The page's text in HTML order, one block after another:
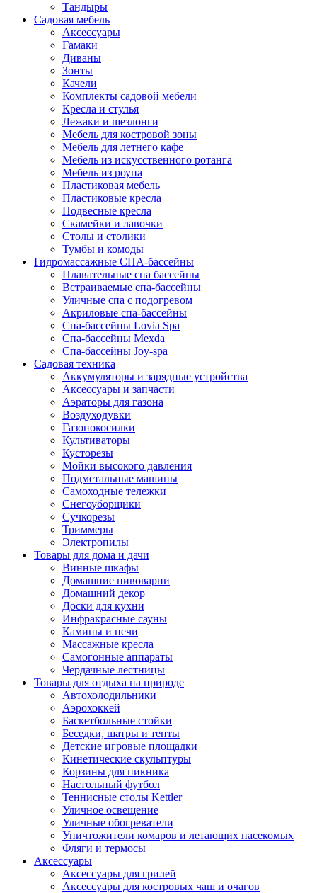
Тандыры
Садовая мебель
Аксессуары
Гамаки
Диваны
Зонты
Качели
Комплекты садовой мебели
Кресла и стулья
Лежаки и шезлонги
Мебель для костровой зоны
Мебель для летнего кафе
Мебель из искусственного ротанга
Мебель из роупа
Пластиковая мебель
Пластиковые кресла
Подвесные кресла
Скамейки и лавочки
Столы и столики
Тумбы и комоды
Гидромассажные СПА-бассейны
Плавательные спа бассейны
Встраиваемые спа-бассейны
Уличные спа с подогревом
Акриловые спа-бассейны
Спа-бассейны Lovia Spa
Спа-бассейны Mexda
Спа-бассейны Joy-spa
Садовая техника
Аккумуляторы и зарядные устройства
Аксессуары и запчасти
Аэраторы для газона
Воздуходувки
Газонокосилки
Культиваторы
Кусторезы
Мойки высокого давления
Подметальные машины
Самоходные тележки
Снегоуборщики
Сучкорезы
Триммеры
Электропилы
Товары для дома и дачи
Винные шкафы
Домашние пивоварни
Домашний декор
Доски для кухни
Инфракрасные сауны
Камины и печи
Массажные кресла
Самогонные аппараты
Чердачные лестницы
Товары для отдыха на природе
Автохолодильники
Аэрохоккей
Баскетбольные стойки
Беседки, шатры и тенты
Детские игровые площадки
Кинетические скульптуры
Корзины для пикника
Настольный футбол
Теннисные столы Kettler
Уличное освещение
Уличные обогреватели
Уничтожители комаров и летающих насекомых
Фляги и термосы
Аксессуары
Аксессуары для грилей
Аксессуары для костровых чаш и очагов